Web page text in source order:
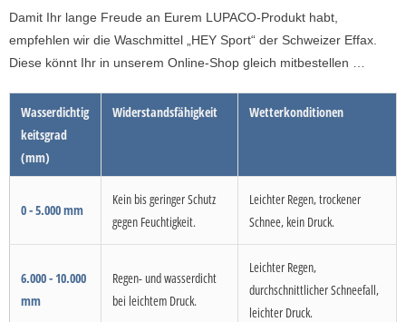
Damit Ihr lange Freude an Eurem LUPACO-Produkt habt,
empfehlen wir die Waschmittel „HEY Sport“ der Schweizer Effax.
Diese könnt Ihr in unserem Online-Shop gleich mitbestellen …
Wasserdichtig
keitsgrad
(mm)
Widerstandsfähigkeit Wetterkonditionen
0 - 5.000 mm
Kein bis geringer Schutz
gegen Feuchtigkeit.
Leichter Regen, trockener
Schnee, kein Druck.
6.000 - 10.000
mm
Regen- und wasserdicht
bei leichtem Druck.
Leichter Regen,
durchschnittlicher Schneefall,
leichter Druck.